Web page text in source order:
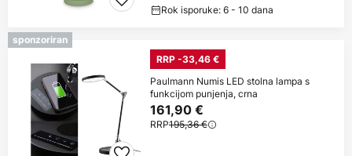
Rok isporuke: 6 - 10 dana
sponzoriran
RRP -33,46 €
Paulmann Numis LED stolna lampa s
funkcijom punjenja, crna
161,90 €
RRP195,36 €